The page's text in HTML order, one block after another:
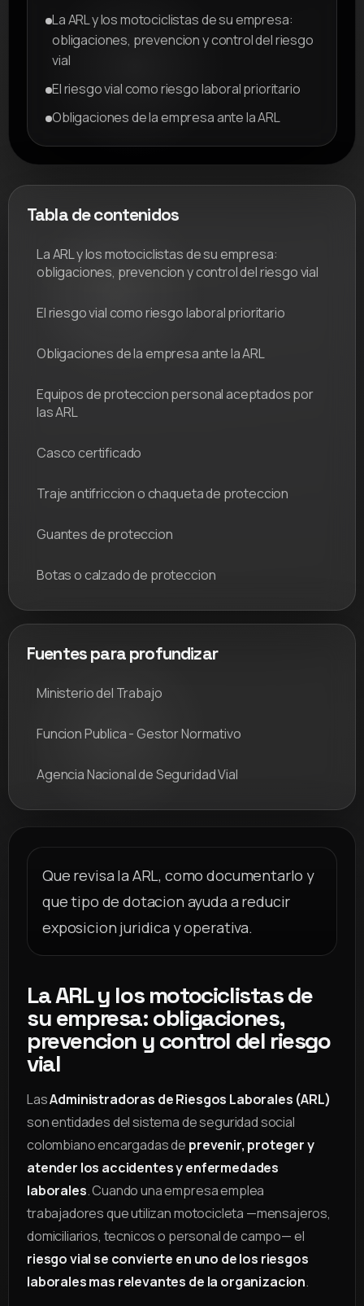
La ARL y los motociclistas de su empresa:
obligaciones, prevencion y control del riesgo
vial
El riesgo vial como riesgo laboral prioritario
Obligaciones de la empresa ante la ARL
Tabla de contenidos
La ARL y los motociclistas de su empresa:
obligaciones, prevencion y control del riesgo vial
El riesgo vial como riesgo laboral prioritario
Obligaciones de la empresa ante la ARL
Equipos de proteccion personal aceptados por
las ARL
Casco certificado
Traje antifriccion o chaqueta de proteccion
Guantes de proteccion
Botas o calzado de proteccion
Fuentes para profundizar
Ministerio del Trabajo
Funcion Publica - Gestor Normativo
Agencia Nacional de Seguridad Vial
Que revisa la ARL, como documentarlo y
que tipo de dotacion ayuda a reducir
exposicion juridica y operativa.
La ARL y los motociclistas de
su empresa: obligaciones,
prevencion y control del riesgo
vial
LasAdministradoras de Riesgos Laborales (ARL)
son entidades del sistema de seguridad social
colombiano encargadas de prevenir, proteger y
atender los accidentes y enfermedades
laborales. Cuando una empresa emplea
trabajadores que utilizan motocicleta —mensajeros,
domiciliarios, tecnicos o personal de campo— el
riesgo vial se convierte en uno de los riesgos
laborales mas relevantes de la organizacion.